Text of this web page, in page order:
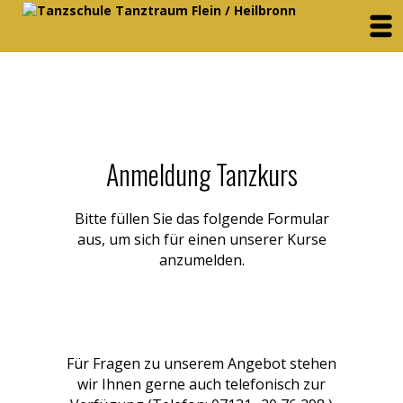
Anmeldung Tanzkurs
Bitte füllen Sie das folgende Formular
aus, um sich für einen unserer Kurse
anzumelden.
Für Fragen zu unserem Angebot stehen
wir Ihnen gerne auch telefonisch zur